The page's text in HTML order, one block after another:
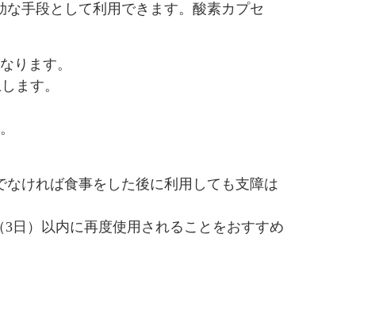
手段として利用できます。酸素カプセ
ります。
ます。
ければ食事をした後に利用しても支障は
日）以内に再度使用されることをおすすめ